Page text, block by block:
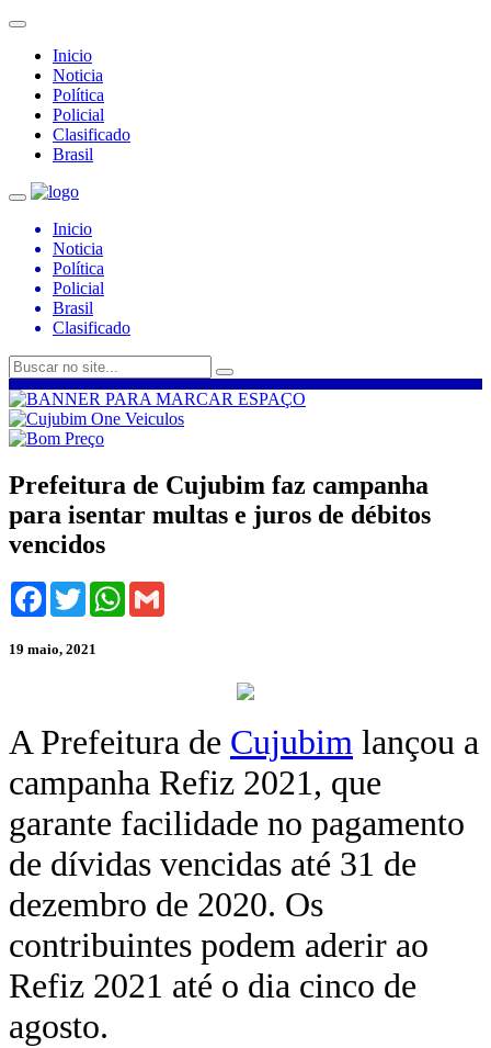
Inicio
Noticia
Política
Policial
Clasificado
Brasil
Inicio
Noticia
Política
Policial
Brasil
Clasificado
Prefeitura de Cujubim faz campanha
para isentar multas e juros de débitos
vencidos
Facebook
TwitterWhatsApp
19 maio, 2021
A Prefeitura de Cujubim lançou a
campanha Refiz 2021, que
garante facilidade no pagamento
de dívidas vencidas até 31 de
dezembro de 2020. Os
contribuintes podem aderir ao
Refiz 2021 até o dia cinco de
agosto.